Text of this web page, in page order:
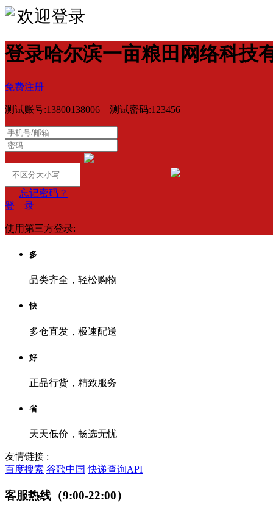
欢迎登录
登录哈尔滨一亩粮田网络科技
免费注册
测试账号:13800138006 测试密码:123456
忘记密码？
登 录
使用第三方登录:
多
品类齐全，轻松购物
快
多仓直发，极速配送
好
正品行货，精致服务
省
天天低价，畅选无忧
友情链接 :
百度搜索 谷歌中国 快递查询API
客服热线（9:00-22:00）